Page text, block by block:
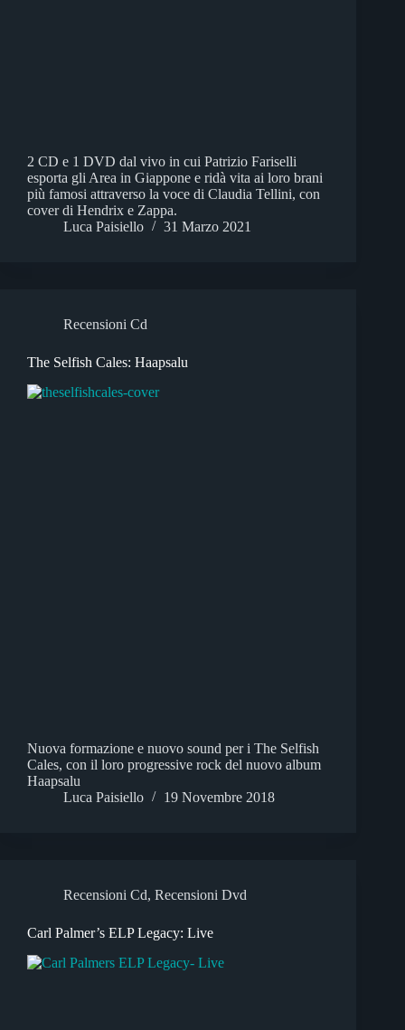
2 CD e 1 DVD dal vivo in cui Patrizio Fariselli
esporta gli Area in Giappone e ridà vita ai loro brani
più famosi attraverso la voce di Claudia Tellini, con
cover di Hendrix e Zappa.
Luca Paisiello
31 Marzo 2021
Recensioni Cd
The Selfish Cales: Haapsalu
Nuova formazione e nuovo sound per i The Selfish
Cales, con il loro progressive rock del nuovo album
Haapsalu
Luca Paisiello
19 Novembre 2018
Recensioni Cd, Recensioni Dvd
Carl Palmer’s ELP Legacy: Live